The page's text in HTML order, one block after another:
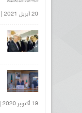
20 أبريل 2021 |
19 أكتوبر 2020 |